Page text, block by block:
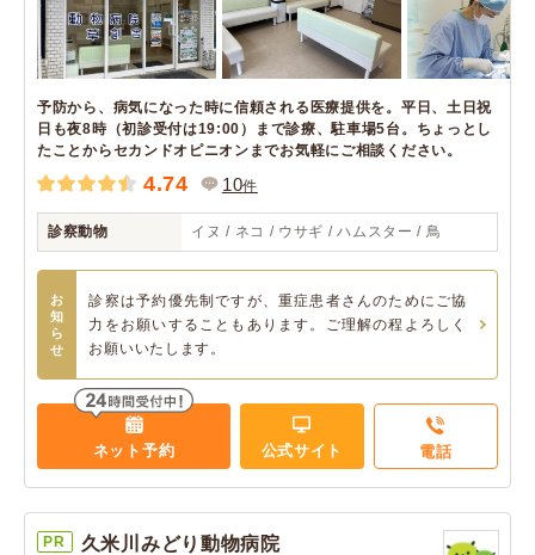
予防から、病気になった時に信頼される医療提供を。平日、土日祝
日も夜8時（初診受付は19:00）まで診療、駐車場5台。ちょっとし
たことからセカンドオピニオンまでお気軽にご相談ください。
4.74 10件
診察動物 イヌ / ネコ / ウサギ / ハムスター / 鳥
お
知
ら
せ
診察は予約優先制ですが、重症患者さんのためにご協
力をお願いすることもあります。ご理解の程よろしく
お願いいたします。
ネット予約 公式サイト 電話
PR 久米川みどり動物病院